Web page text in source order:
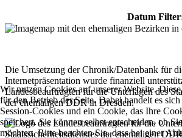
Datum
Die Umsetzung der Chronik/Datenbank für
Internetpräsentation wurde finanziell
Landesbeauftragten für die Unterlagen des
der ehemaligen DDR in Dresden.
Wir nutzen Cookies auf unserer Website.
für den Betrieb der Seite. Dabei handelt es
Session-Cookies und ein Cookie, das Ihre
speichert. Sie können selbst entscheiden, ob
möchten. Bitte beachten Sie, dass bei einer